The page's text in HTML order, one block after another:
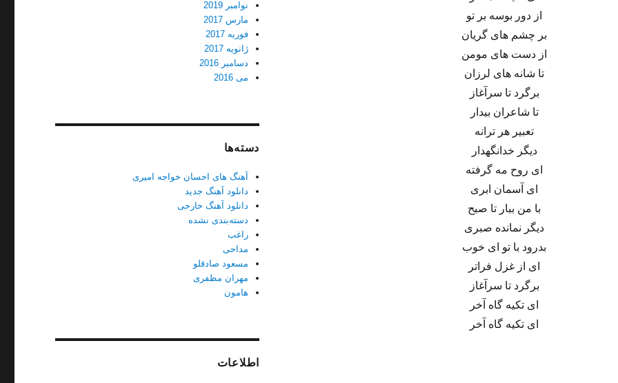
از دور بوسه بر تو
بر چشم های گریان
از دست های مومن
تا شانه های لرزان
برگرد تا سرآغاز
تا شاعران بیدار
تعبیر هر ترانه
دیگر خدانگهدار
ای روح مه گرفته
ای آسمان ابری
با من ببار تا صبح
دیگر نمانده صبری
بدرود با تو ای خوب
ای از غزل فراتر
برگرد تا سرآغاز
ای تکیه گاه آخر
ای تکیه گاه آخر
نوامبر 2019
مارس 2017
فوریه 2017
ژانویه 2017
دسامبر 2016
می 2016
دسته‌ها
آهنگ های احسان خواجه امیری
دانلود آهنگ جدید
دانلود آهنگ خارجی
دسته‌بندی نشده
راغب
مداحی
مسعود صادقلو
مهران مظفری
هامون
اطلاعات